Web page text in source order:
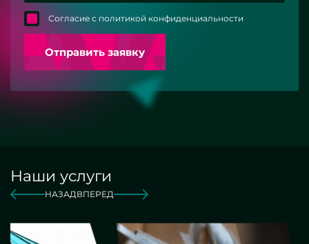
Согласие с политикой конфиденциальности
Отправить заявку
Наши услуги
НАЗАДВПЕРЕД